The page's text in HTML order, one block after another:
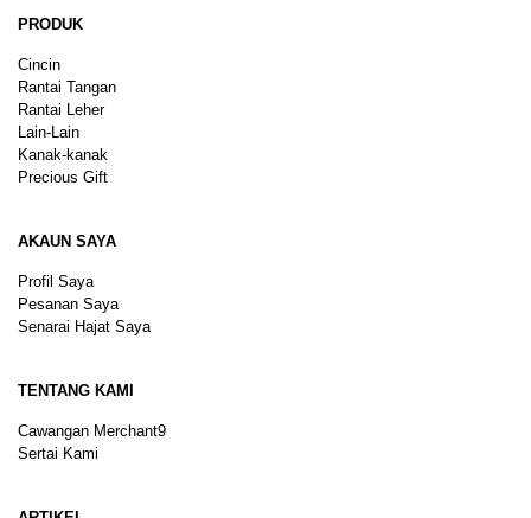
PRODUK
Cincin
Rantai Tangan
Rantai Leher
Lain-Lain
Kanak-kanak
Precious Gift
AKAUN SAYA
Profil Saya
Pesanan Saya
Senarai Hajat Saya
TENTANG KAMI
Cawangan Merchant9
Sertai Kami